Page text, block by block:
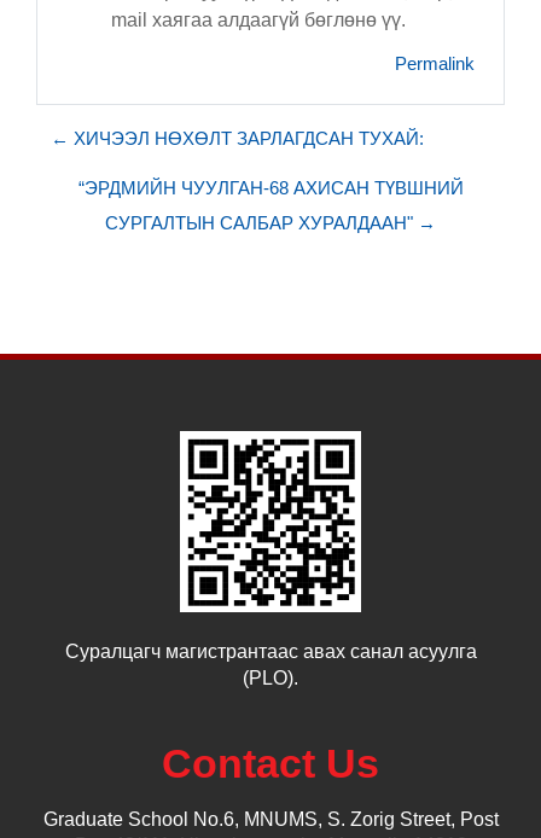
mail хаягаа алдаагүй бөглөнө үү.
Permalink
← ХИЧЭЭЛ НӨХӨЛТ ЗАРЛАГДСАН ТУХАЙ:
“ЭРДМИЙН ЧУУЛГАН-68 АХИСАН ТҮВШНИЙ
СУРГАЛТЫН САЛБАР ХУРАЛДААН" →
Суралцагч магистрантаас авах санал асуулга
(PLO).
Contact Us
Graduate School No.6, MNUMS, S. Zorig Street, Post